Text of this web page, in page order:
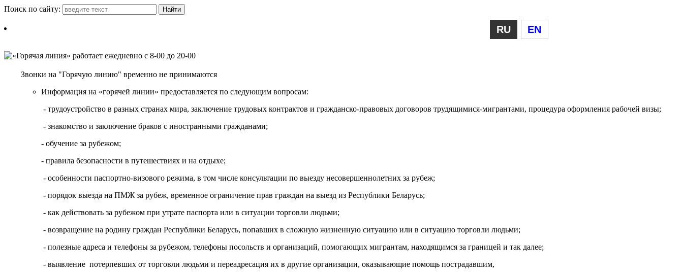
Поиск по сайту:
RU EN
Звонки на "Горячую линию" временно не принимаются
Информация на «горячей линии» предоставляется по следующим вопросам:
- трудоустройство в разных странах мира, заключение трудовых контрактов и гражданско-правовых договоров трудящимися-мигрантами, процедура оформления рабочей визы;
- знакомство и заключение браков с иностранными гражданами;
- обучение за рубежом;
- правила безопасности в путешествиях и на отдыхе;
- особенности паспортно-визового режима, в том числе консультации по выезду несовершеннолетних за рубеж;
- порядок выезда на ПМЖ за рубеж, временное ограничение прав граждан на выезд из Республики Беларусь;
- как действовать за рубежом при утрате паспорта или в ситуации торговли людьми;
- возвращение на родину граждан Республики Беларусь, попавших в сложную жизненную ситуацию или в ситуацию торговли людьми;
- полезные адреса и телефоны за рубежом, телефоны посольств и организаций, помогающих мигрантам, находящимся за границей и так далее;
- выявление потерпевших от торговли людьми и переадресация их в другие организации, оказывающие помощь пострадавшим,